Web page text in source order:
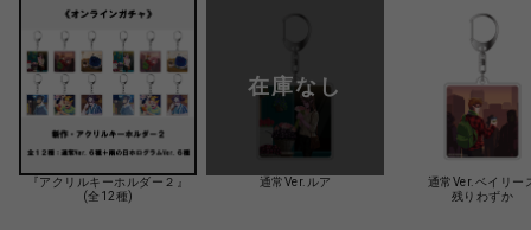
『アクリルキーホルダー２』
(全12種)
在庫なし
通常Ver.ルア
通常Ver.ベイリー
残りわずか